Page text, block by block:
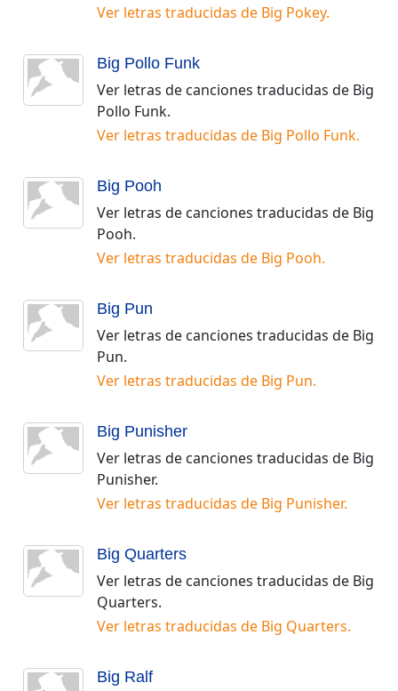
Ver letras traducidas de Big Pokey.
Big Pollo Funk
Ver letras de canciones traducidas de Big
Pollo Funk.
Ver letras traducidas de Big Pollo Funk.
Big Pooh
Ver letras de canciones traducidas de Big
Pooh.
Ver letras traducidas de Big Pooh.
Big Pun
Ver letras de canciones traducidas de Big
Pun.
Ver letras traducidas de Big Pun.
Big Punisher
Ver letras de canciones traducidas de Big
Punisher.
Ver letras traducidas de Big Punisher.
Big Quarters
Ver letras de canciones traducidas de Big
Quarters.
Ver letras traducidas de Big Quarters.
Big Ralf